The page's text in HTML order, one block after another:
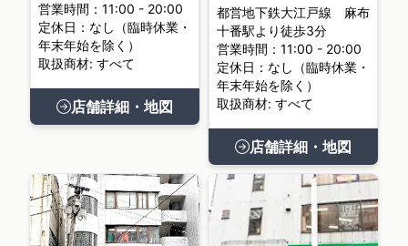
営業時間：11:00 - 20:00
定休日：なし（臨時休業・
年末年始を除く）
取扱商材: すべて
店舗詳細・地図
都営地下鉄大江戸線 麻布
十番駅より徒歩3分
営業時間：11:00 - 20:00
定休日：なし（臨時休業・
年末年始を除く）
取扱商材: すべて
店舗詳細・地図